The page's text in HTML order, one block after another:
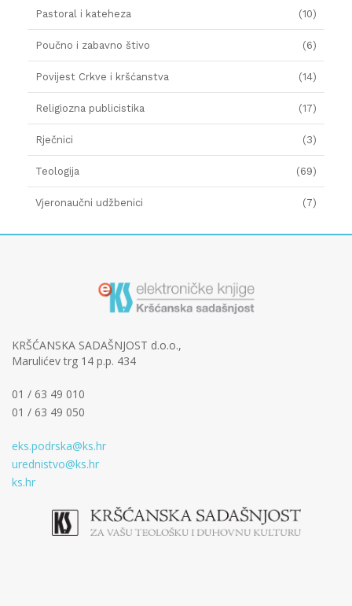
Pastoral i kateheza (10)
Poučno i zabavno štivo (6)
Povijest Crkve i kršćanstva (14)
Religiozna publicistika (17)
Rječnici (3)
Teologija (69)
Vjeronaučni udžbenici (7)
KRŠĆANSKA SADAŠNJOST d.o.o.,
Marulićev trg 14 p.p. 434
01 / 63 49 010
01 / 63 49 050
eks.podrska@ks.hr
urednistvo@ks.hr
ks.hr